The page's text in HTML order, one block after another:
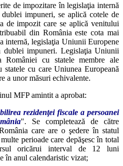
de impozitare în legislaţia internă
impuneri, se aplică cotele de
de impozit care se aplică venitului
din România este cota mai
internă, legislaţia Uniunii Europene
dublei impuneri. Legislaţia Uniunii
României cu statele membre ale
cu care Uniunea Europeană
a unor măsuri echivalente.
MFP amintit a aprobat:
rezidenţei fiscale a persoanei
". Se completează de către
care are o şedere în statul
perioade care depăşesc în total
oricărui interval de 12 luni
în anul calendaristic vizat;